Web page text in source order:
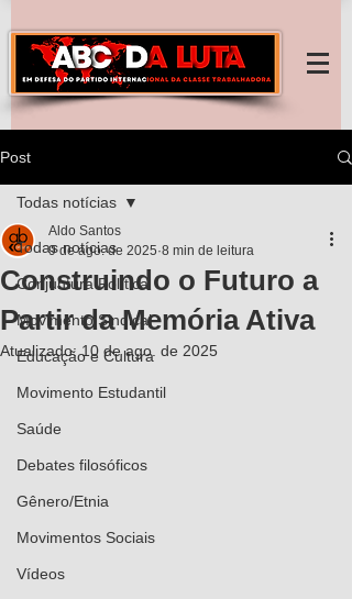
Post
Todas notícias
Conjuntura Política
Movimento Sindical
Educação e Cultura
Movimento Estudantil
Saúde
Debates filosóficos
Gênero/Etnia
Movimentos Sociais
Vídeos
Todas notícias
Construindo o Futuro a
Partir da Memória Ativa
Aldo Santos
9 de ago. de 2025 8 min de leitura
Atualizado:10 de ago. de 2025